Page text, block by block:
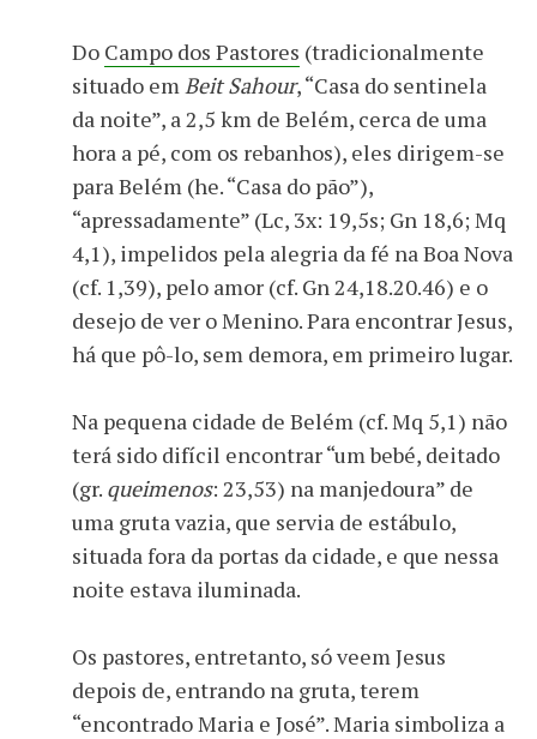
Do Campo dos Pastores (tradicionalmente
situado em Beit Sahour, “Casa do sentinela
da noite”, a 2,5 km de Belém, cerca de uma
hora a pé, com os rebanhos), eles dirigem-se
para Belém (he. “Casa do pão”),
“apressadamente” (Lc, 3x: 19,5s; Gn 18,6; Mq
4,1), impelidos pela alegria da fé na Boa Nova
(cf. 1,39), pelo amor (cf. Gn 24,18.20.46) e o
desejo de ver o Menino. Para encontrar Jesus,
há que pô-lo, sem demora, em primeiro lugar.
Na pequena cidade de Belém (cf. Mq 5,1) não
terá sido difícil encontrar “um bebé, deitado
(gr. queimenos: 23,53) na manjedoura” de
uma gruta vazia, que servia de estábulo,
situada fora da portas da cidade, e que nessa
noite estava iluminada.
Os pastores, entretanto, só veem Jesus
depois de, entrando na gruta, terem
“encontrado Maria e José”. Maria simboliza a